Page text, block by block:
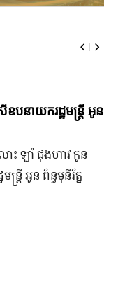
ាយករដ្ឋមន្រ្តី អូន
ះ ឡាំ ជុងហាវ កូន
អូន ព័ន្ធមុនីរ័ត្ន